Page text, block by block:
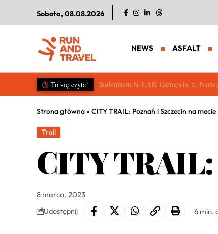
Sobota, 08.08.2026
NEWS ASFALT
To się czyta! Salomon S/LAB Genesis 2.
Strona główna» CITY TRAIL: Poznań i Szczecin na mecie
Trail
CITY TRAIL:
8 marca, 2023
Udostępnij 6 min.